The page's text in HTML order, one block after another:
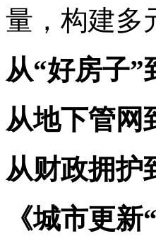
量，构建多
从“好房子”
从地下管网
从财政拥护
《城市更